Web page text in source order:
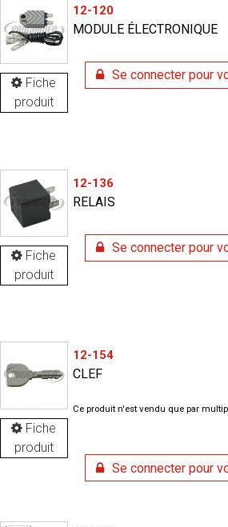
Fiche
produit
12-120
MODULE ÉLECTRONIQUE
Se connecter pour
Fiche
produit
12-136
RELAIS
Se connecter pour
Fiche
produit
12-154
CLEF
Ce produit n'est vendu que par
Se connecter pour